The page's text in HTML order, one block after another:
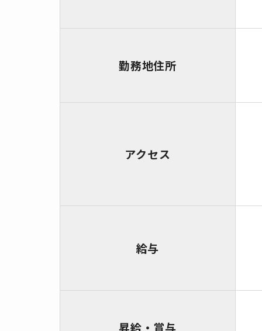
勤務地住所
アクセス
給与
昇給・賞与